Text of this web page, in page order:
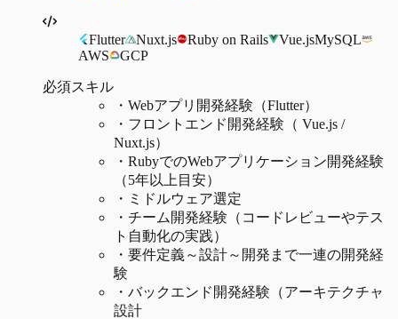
Flutter Nuxt.js Ruby on Rails Vue.jsMySQL
AWS
GCP
必須スキル
・ Webアプリ開発経験（Flutter）
・ フロントエンド開発経験（ Vue.js /
Nuxt.js）
・ RubyでのWebアプリケーション開発経験
（5年以上目安）
・ ミドルウェア選定
・ チーム開発経験（コードレビューやテス
ト自動化の実践）
・ 要件定義～設計～開発まで一連の開発経
験
・ バックエンド開発経験（アーキテクチャ
設計